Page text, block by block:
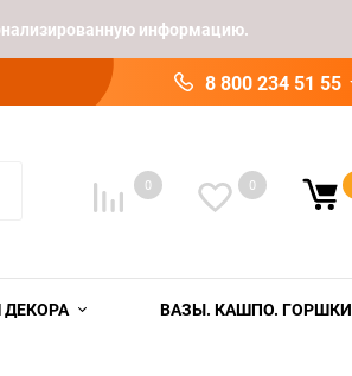
информацию.
8 800 234 51 55
0 0
ДЕКОРА ВАЗЫ. КАШПО. ГОРШКИ